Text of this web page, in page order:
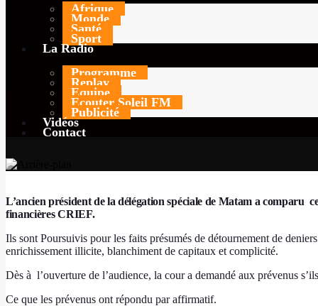
Afrique
Monde
Santé
Sport
La Radio
Programme
Replay
Equipe
Ecouter Soleil FM
Publicité
Vidéos
Contact
29 AVRIL 2026
L’ancien président de la délégation spéciale de Matam a comparu
financières CRIEF.
Ils sont Poursuivis pour les faits présumés de détournement de
enrichissement illicite, blanchiment de capitaux et complicité.
Dès à l’ouverture de l’audience, la cour a demandé aux prévenus
Ce que les prévenus ont répondu par affirmatif.